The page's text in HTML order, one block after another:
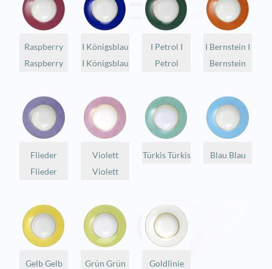
Raspberry
Raspberry
I Königsblau
I Königsblau
I Petrol I
Petrol
I Bernstein I
Bernstein
Flieder
Flieder
Violett
Violett
Türkis Türkis Blau Blau
Gelb Gelb Grün Grün
Goldlinie